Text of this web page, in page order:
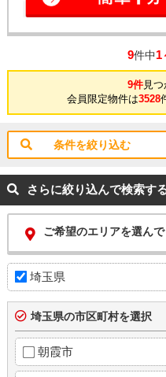
9件中1
9件見つ
会員限定物件は3528
条件を絞り込む
さらに絞り込んで検索す
ご希望のエリアを選ん
埼玉県
埼玉県の市区町村を選択
朝霞市